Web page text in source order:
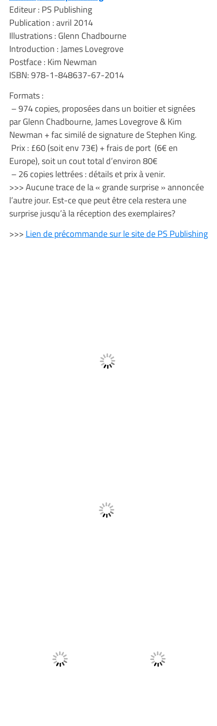
Editeur : PS Publishing
Publication : avril 2014
Illustrations : Glenn Chadbourne
Introduction : James Lovegrove
Postface : Kim Newman
ISBN: 978-1-848637-67-2014
Formats :
– 974 copies, proposées dans un boitier et signées
par Glenn Chadbourne, James Lovegrove & Kim
Newman + fac similé de signature de Stephen King.
Prix : £60 (soit env 73€) + frais de port (6€ en
Europe), soit un cout total d’environ 80€
– 26 copies lettrées : détails et prix à venir.
>>> Aucune trace de la « grande surprise » annoncée
l’autre jour. Est-ce que peut être cela restera une
surprise jusqu’à la réception des exemplaires?
>>> Lien de précommande sur le site de PS Publishing